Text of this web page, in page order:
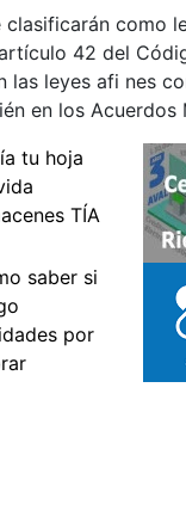
como
42 del
leyes afi nes
en los Acuerdos